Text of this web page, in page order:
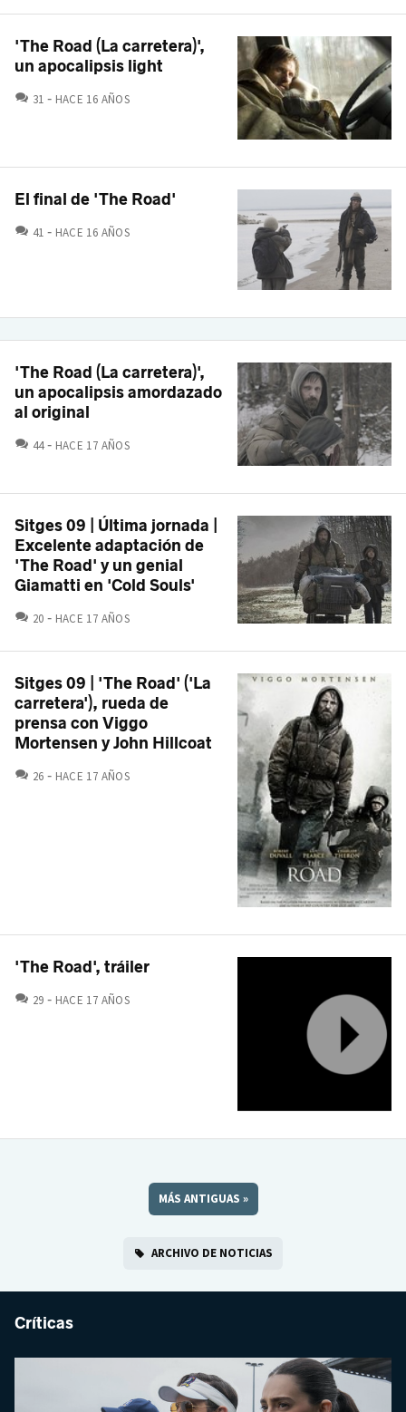
'The Road (La carretera)',
un apocalipsis light
31 COMENTARIOS
HACE 16 AÑOS
El final de 'The Road'
41 COMENTARIOS
HACE 16 AÑOS
'The Road (La carretera)',
un apocalipsis amordazado
al original
44 COMENTARIOS
HACE 17 AÑOS
Sitges 09 | Última jornada |
Excelente adaptación de
'The Road' y un genial
Giamatti en 'Cold Souls'
20 COMENTARIOS
HACE 17 AÑOS
Sitges 09 | 'The Road' ('La
carretera'), rueda de
prensa con Viggo
Mortensen y John Hillcoat
26 COMENTARIOS
HACE 17 AÑOS
'The Road', tráiler
29 COMENTARIOS
HACE 17 AÑOS
MÁS ANTIGUAS »
ARCHIVO DE NOTICIAS
Críticas